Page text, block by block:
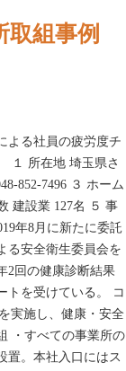
取組事例
よる社員の疲労度チ
１ 所在地 埼玉県さ
852-7496 ３ ホーム
建設業 127名 ５ 事
年8月に新たに委託
る安全衛生委員会を
2回の健康診断結果
トを受けている。 コ
実施し、健康・安全
・すべての事業所の
置。本社入口にはス